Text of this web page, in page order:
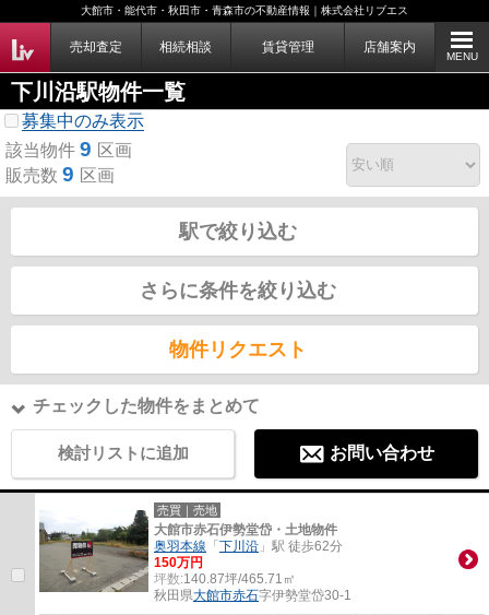
大館市・能代市・秋田市・青森市の不動産情報｜株式会社リブエス
売却査定 相続相談 賃貸管理 店舗案内
MENU
下川沿駅物件一覧
募集中のみ表示
該当物件 9 区画
販売数 9 区画
駅で絞り込む
さらに条件を絞り込む
物件リクエスト
チェックした物件をまとめて
検討リストに追加 お問い合わせ
売買｜売地
大館市赤石伊勢堂岱・土地物件
奥羽本線 「 下川沿 」駅 徒歩62分
150万円
坪数:140.87坪/465.71㎡
秋田県大館市赤石字伊勢堂岱30-1